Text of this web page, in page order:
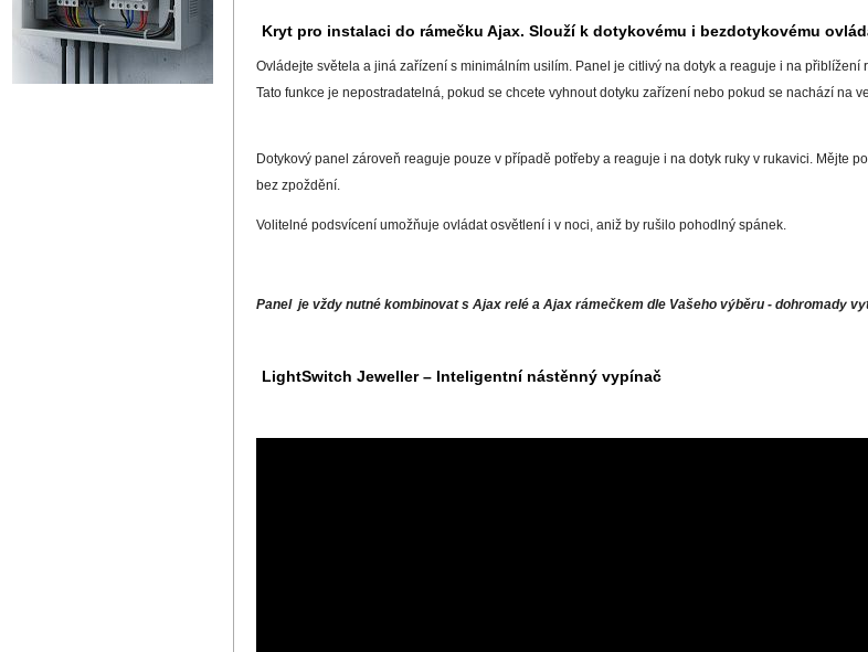
Kryt pro instalaci do rámečku Ajax. Slouží k dotykovému i bezdotykovému
Ovládejte světela a jiná zařízení s minimálním usilím. Panel je citlivý na dotyk a reaguje i na přiblížení
Tato funkce je nepostradatelná, pokud se chcete vyhnout dotyku zařízení nebo pokud se nachází na
Dotykový panel zároveň reaguje pouze v případě potřeby a reaguje i na dotyk ruky v rukavici. Mějte
bez zpoždění.
Volitelné podsvícení umožňuje ovládat osvětlení i v noci, aniž by rušilo pohodlný spánek.
Panel je vždy nutné kombinovat s Ajax relé a Ajax rámečkem dle Vašeho výběru - dohromady
LightSwitch Jeweller – Inteligentní nástěnný vypínač